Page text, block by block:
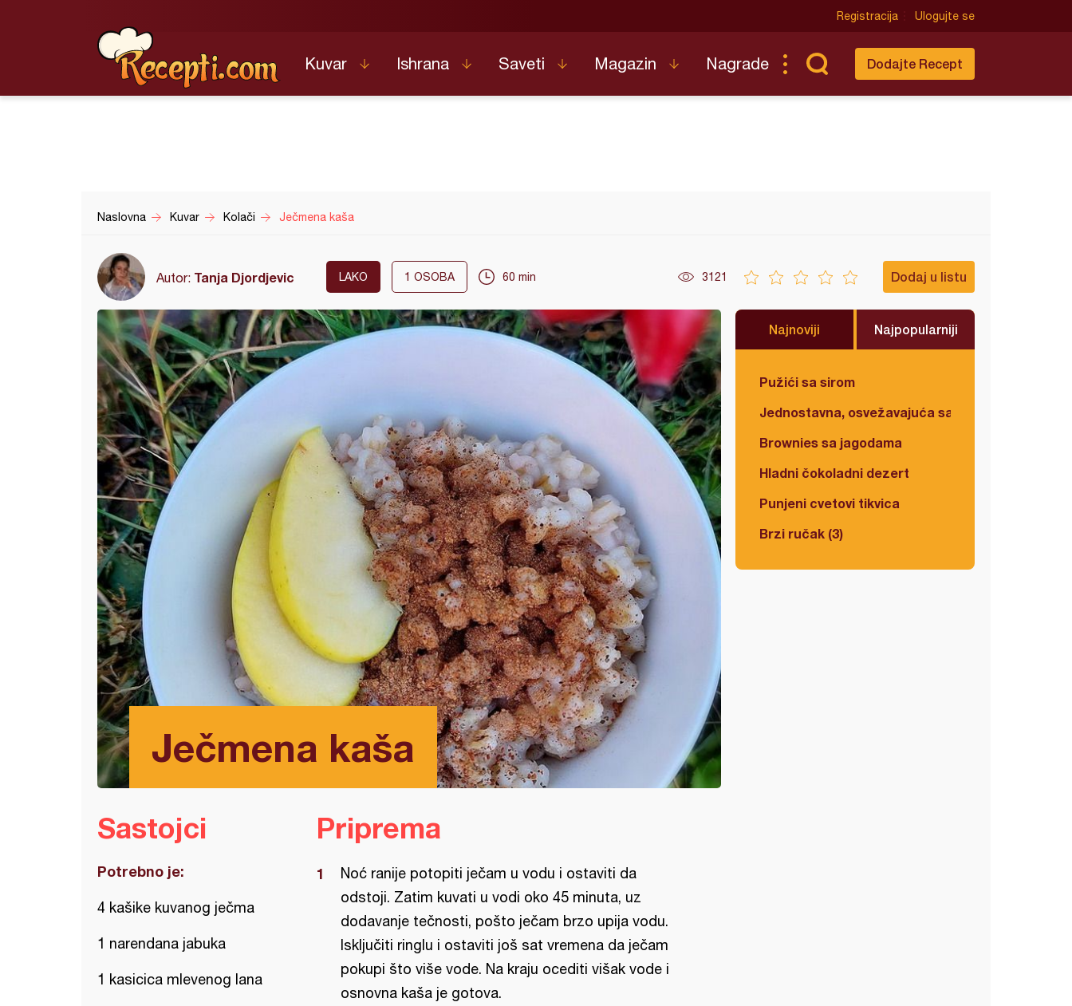
Registracija Ulogujte se
Kuvar Ishrana Saveti Magazin Nagrade Dodajte Recept
Naslovna Kuvar Kolači Ječmena kaša
Autor: Tanja Djordjevic LAKO 1 OSOBA 60 min 3121 Dodaj u listu
Ječmena kaša
Najnoviji Najpopularniji
Pužići sa sirom
Jednostavna, osvežavajuća salata
Brownies sa jagodama
Hladni čokoladni dezert
Punjeni cvetovi tikvica
Brzi ručak (3)
Sastojci
Potrebno je:
4 kašike kuvanog ječma
1 narendana jabuka
1 kasicica mlevenog lana
Priprema
Noć ranije potopiti ječam u vodu i ostaviti da
odstoji. Zatim kuvati u vodi oko 45 minuta, uz
dodavanje tečnosti, pošto ječam brzo upija vodu.
Isključiti ringlu i ostaviti još sat vremena da ječam
pokupi što više vode. Na kraju ocediti višak vode i
osnovna kaša je gotova.